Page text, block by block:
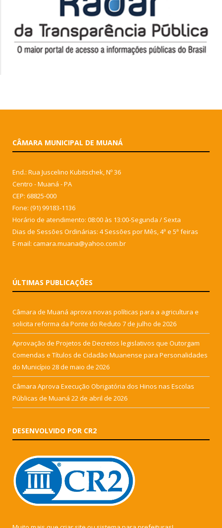
CÂMARA MUNICIPAL DE MUANÁ
End.: Rua Juscelino Kubitschek, Nº 36
Centro - Muaná - PA
CEP: 68825-000
Fone: (91) 99183-1136
Horário de atendimento: 08:00 às 13:00-Segunda / Sexta
Dias de Sessões Ordinárias: 4 Sessões por Mês, 4ª e 5ª feiras
E-mail: camara.muana@yahoo.com.br
ÚLTIMAS PUBLICAÇÕES
Câmara de Muaná aprova novas políticas para a agricultura e
solicita reforma da Ponte do Reduto 7 de julho de 2026
Aprovação de Projetos de Decretos legislativos que Outorgam
Comendas e Títulos de Cidadão Muanense para Personalidades
do Município 28 de maio de 2026
Câmara Aprova Execução Obrigatória dos Hinos nas Escolas
Públicas de Muaná 22 de abril de 2026
DESENVOLVIDO POR CR2